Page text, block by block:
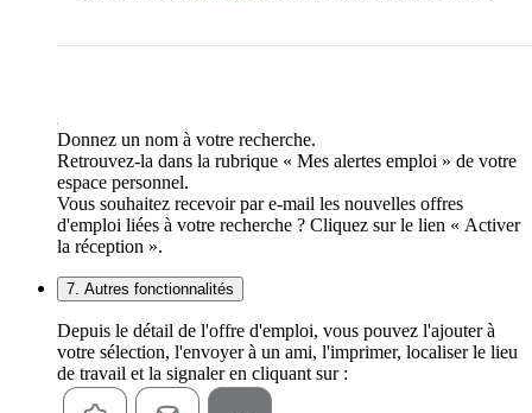
Donnez un nom à votre recherche.
Retrouvez-la dans la rubrique « Mes alertes emploi » de votre
espace personnel.
Vous souhaitez recevoir par e-mail les nouvelles offres
d'emploi liées à votre recherche ? Cliquez sur le lien « Activer
la réception ».
7. Autres fonctionnalités
Depuis le détail de l'offre d'emploi, vous pouvez l'ajouter à
votre sélection, l'envoyer à un ami, l'imprimer, localiser le lieu
de travail et la signaler en cliquant sur :